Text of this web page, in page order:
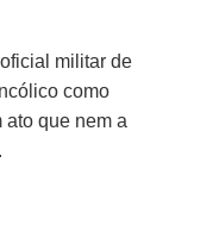
militar de
como
ato que nem a